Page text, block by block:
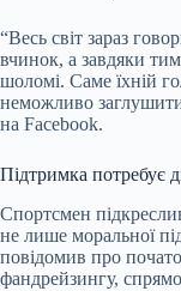
“Весь світ зараз
вчинок, а завдяки
шоломі. Саме їхній
неможливо
на Facebook.
Підтримка потребує
Спортсмен
не лише моральної
повідомив про
фандрейзингу,